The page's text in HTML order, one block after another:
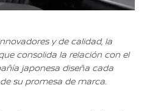
y de calidad, la
consolida la relación con el
japonesa diseña cada
su promesa de marca.